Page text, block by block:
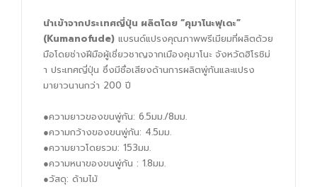
นำเข้าจากประเทศญี่ปุ่น ผลิตโดย “คุมาโนะฟุเดะ”
(Kumanofude) แบรนด์แปรงคุณภาพพรีเมียมที่ผลิตด้วย
มือโดยช่างฝีมือผู้เชี่ยวชาญจากเมืองคุมาโนะ จังหวัดฮิโรชิม่
า ประเทศญี่ปุ่น ซึ่งมีชื่อเสียงด้านการผลิตพู่กันและแปรง
มายาวนานกว่า 200 ปี
●ความยาวของขนพู่กัน: 6.5มม./8มม.
●ความกว้างของขนพู่กัน: 4.5มม.
●ความยาวโดยรวม: 153มม.
●ความหนาของขนพู่กัน : 1.8มม.
●วัสดุ: ด้ามไม้